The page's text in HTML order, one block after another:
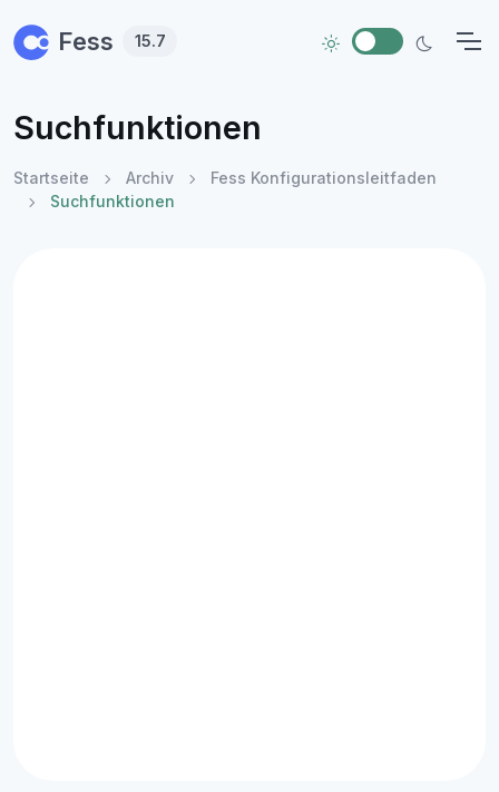
Fess 15.7
Suchfunktionen
Startseite Archiv
Fess Konfigurationsleitfaden
Suchfunktionen